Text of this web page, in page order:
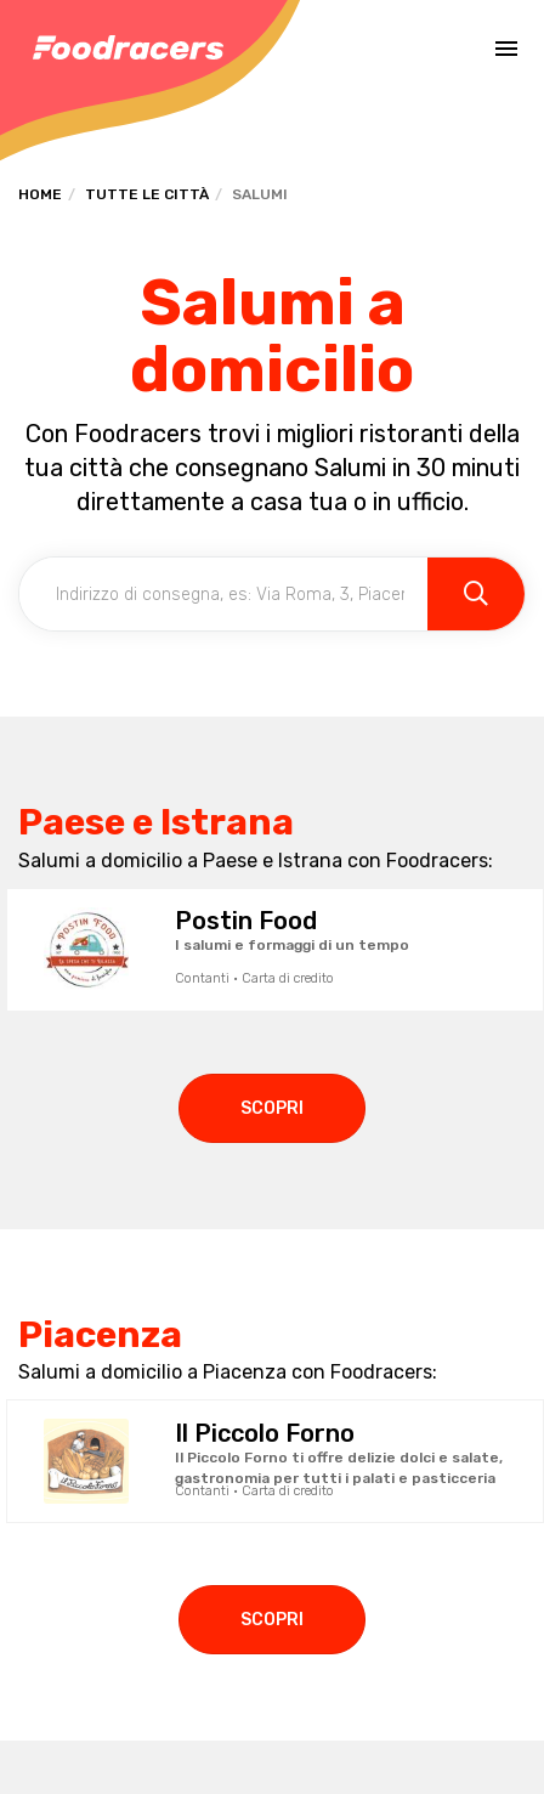
HOME TUTTE LE CITTÀ SALUMI
Salumi a
domicilio
Con Foodracers trovi i migliori ristoranti della
tua città che consegnano Salumi in 30 minuti
direttamente a casa tua o in ufficio.
Paese e Istrana
Salumi a domicilio a Paese e Istrana con Foodracers:
Postin Food
I salumi e formaggi di un tempo
Contanti · Carta di credito
SCOPRI
Piacenza
Salumi a domicilio a Piacenza con Foodracers:
Il Piccolo Forno
Il Piccolo Forno ti offre delizie dolci e salate,
gastronomia per tutti i palati e pasticceria
Contanti · Carta di credito
SCOPRI